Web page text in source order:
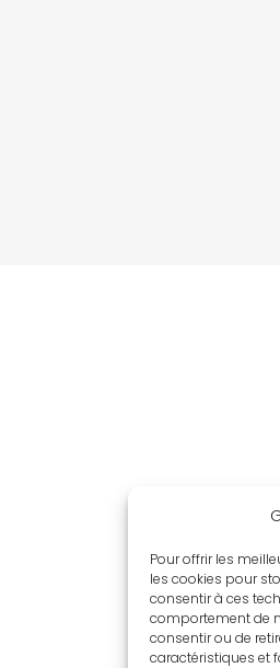
Pour offrir les
les cookies pour
consentir à ces
comportement de
consentir ou de
caractéristiques et